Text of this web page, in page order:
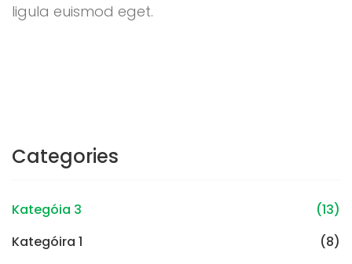
ligula euismod eget.
Categories
Kategóia 3
(13)
Kategóira 1
(8)